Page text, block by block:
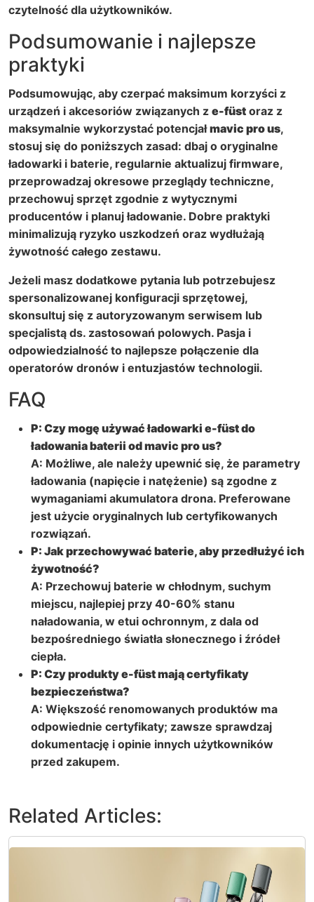
czytelność dla użytkowników.
Podsumowanie i najlepsze
praktyki
Podsumowując, aby czerpać maksimum korzyści z
urządzeń i akcesoriów związanych z e-füst oraz z
maksymalnie wykorzystać potencjałmavic pro us,
stosuj się do poniższych zasad: dbaj o oryginalne
ładowarki i baterie, regularnie aktualizuj firmware,
przeprowadzaj okresowe przeglądy techniczne,
przechowuj sprzęt zgodnie z wytycznymi
producentów i planuj ładowanie. Dobre praktyki
minimalizują ryzyko uszkodzeń oraz wydłużają
żywotność całego zestawu.
Jeżeli masz dodatkowe pytania lub potrzebujesz
spersonalizowanej konfiguracji sprzętowej,
skonsultuj się z autoryzowanym serwisem lub
specjalistą ds. zastosowań polowych. Pasja i
odpowiedzialność to najlepsze połączenie dla
operatorów dronów i entuzjastów technologii.
FAQ
P: Czy mogę używać ładowarki e-füstdo
ładowania baterii odmavic pro us?
A: Możliwe, ale należy upewnić się, że parametry
ładowania (napięcie i natężenie) są zgodne z
wymaganiami akumulatora drona. Preferowane
jest użycie oryginalnych lub certyfikowanych
rozwiązań.
P: Jak przechowywać baterie, aby przedłużyć ich
żywotność?
A: Przechowuj baterie w chłodnym, suchym
miejscu, najlepiej przy 40-60% stanu
naładowania, w etui ochronnym, z dala od
bezpośredniego światła słonecznego i źródeł
ciepła.
P: Czy produktye-füstmają certyfikaty
bezpieczeństwa?
A: Większość renomowanych produktów ma
odpowiednie certyfikaty; zawsze sprawdzaj
dokumentację i opinie innych użytkowników
przed zakupem.
Related Articles: